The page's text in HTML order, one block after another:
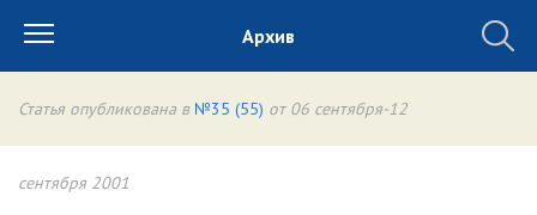
Архив
Статья опубликована в №35 (55) от 06 сентября-12
сентября 2001